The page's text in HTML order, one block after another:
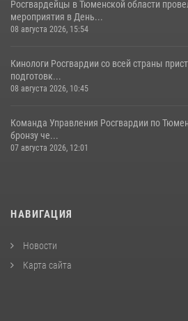
Росгвардейцы в Тюменской области
мероприятия в День...
08 августа 2026, 15:54
Кинологи Росгвардии со всей страны
подготовк...
08 августа 2026, 10:45
Команда Управления Росгвардии по
бронзу че...
07 августа 2026, 12:01
НАВИГАЦИЯ
Новости
Карта сайта